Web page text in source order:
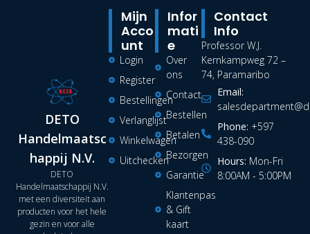
DETO
Handelmaatsc
happij N.V.
DETO
Handelmaatschappij N.V.
met een diversiteit aan
producten voor het hele
gezin en voor alle
Infor
Mati
E
Over
ons
Contact
Bestellen
Betalen
Bezorgen
Garantie
Klantenpas
& Gift
kaart
Mijn
Acco
Unt
Login
Register
Bestellingen
Verlanglijst
Winkelwagen
Uitchecken
Contact
Info
Professor W.J.
Kernkampweg 72 –
74, Paramaribo
Email:
Phone: +597
438-090
Hours: Mon-Fri
8:00AM - 5:00PM